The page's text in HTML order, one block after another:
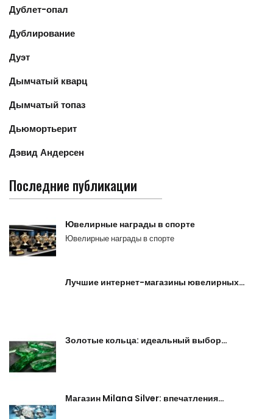
Дублет-опал
Дублирование
Дуэт
Дымчатый кварц
Дымчатый топаз
Дьюмортьерит
Дэвид Андерсен
Последние публикации
Ювелирные награды в спорте
Ювелирные награды в спорте
Лучшие интернет-магазины ювелирных…
Золотые кольца: идеальный выбор…
Магазин Milana Silver: впечатления…